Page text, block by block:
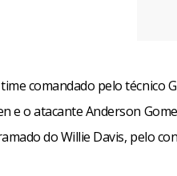
comandado pelo técnico
e o atacante Anderson
do Willie Davis, pelo